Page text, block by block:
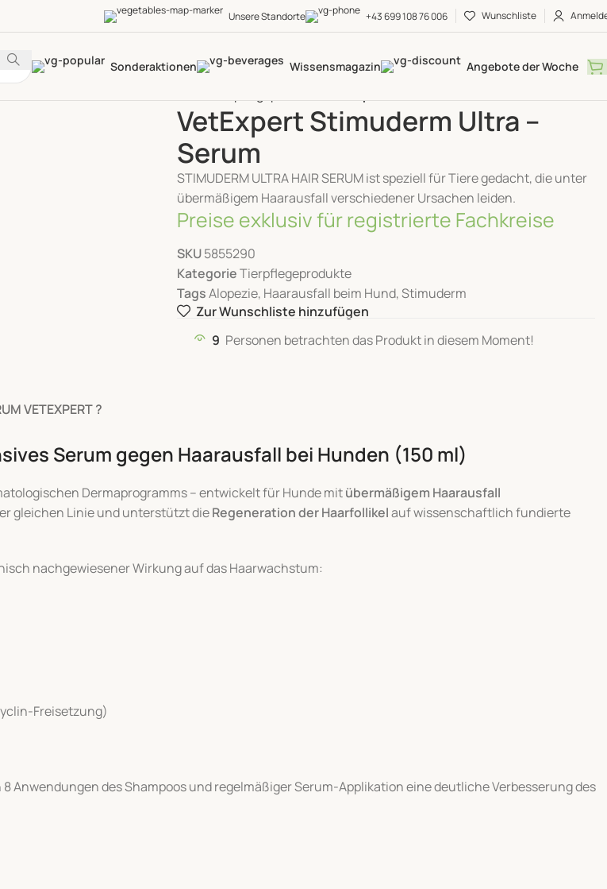
Unsere Standorte +43 699 108 76 006 Wunschliste
Sonderaktionen Wissensmagazin Angebote der Woche
VetExpert Stimuderm Ultra –
Serum
STIMUDERM ULTRA HAIR SERUM ist speziell für Tiere gedacht, die unter
übermäßigem Haarausfall verschiedener Ursachen leiden.
Preise exklusiv für registrierte Fachkreise
SKU5855290
KategorieTierpflegeprodukte
TagsAlopezie, Haarausfall beim Hund,Stimuderm
Zur Wunschliste hinzufügen
9 Personen betrachten das Produkt in diesem Moment!
VETEXPERT ?
Serum gegen Haarausfall bei Hunden (150 ml)
Dermaprogramms – entwickelt für Hunde mitübermäßigem Haarausfall
gleichen Linie und unterstützt dieRegeneration der Haarfollikelauf wissenschaftlich fundierte
nachgewiesener Wirkung auf das Haarwachstum:
Freisetzung)
Anwendungen des Shampoos und regelmäßiger Serum-Applikation eine deutliche Verbesserung des